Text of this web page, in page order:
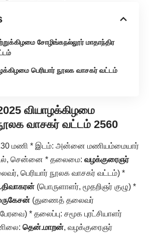
சோழிங்கநல்லூர் மாதாந்திர
பெரியார் நூலக வாசகர் வட்டம்
வியாழக்கிழமை
வாசகர் வட்டம் 2560
மணி * இடம்: அன்னை மணியம்மையார்
சென்னை * தலைமை: வழக்குரைஞர்
பெரியார் நூலக வாசகர் வட்டம்) *
(பொருளாளர், மூதறிஞர் குழு) *
(துணைத் தலைவர்
* தலைப்பு: சமூக புரட்சியாளர்
தென்.மாறன், வழக்குரைஞர்